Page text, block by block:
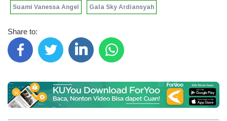
Suami Vanessa Angel Gala Sky Ardiansyah
Share to: